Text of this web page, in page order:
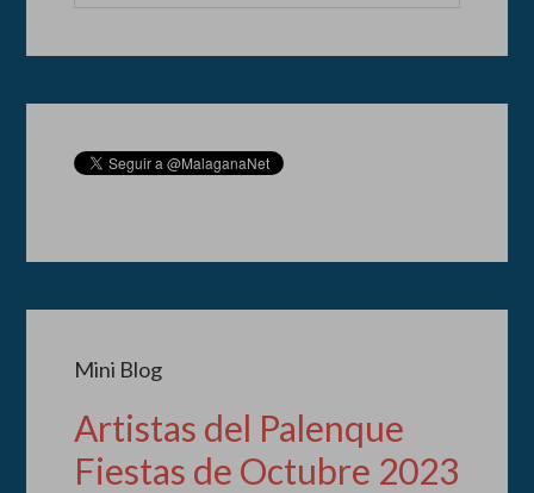
Mini Blog
Artistas del Palenque
Fiestas de Octubre 2023